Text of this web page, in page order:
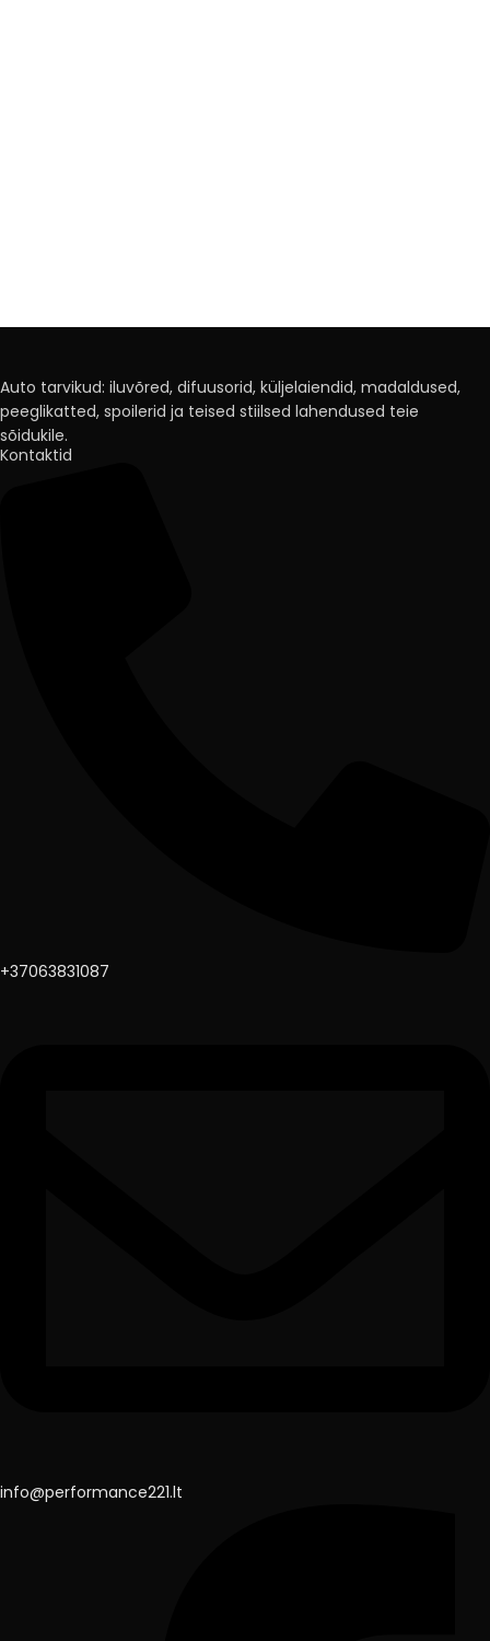
Auto tarvikud: iluvõred, difuusorid, küljelaiendid, madaldused,
peeglikatted, spoilerid ja teised stiilsed lahendused teie
sõidukile.
Kontaktid
+37063831087
info@performance221.lt